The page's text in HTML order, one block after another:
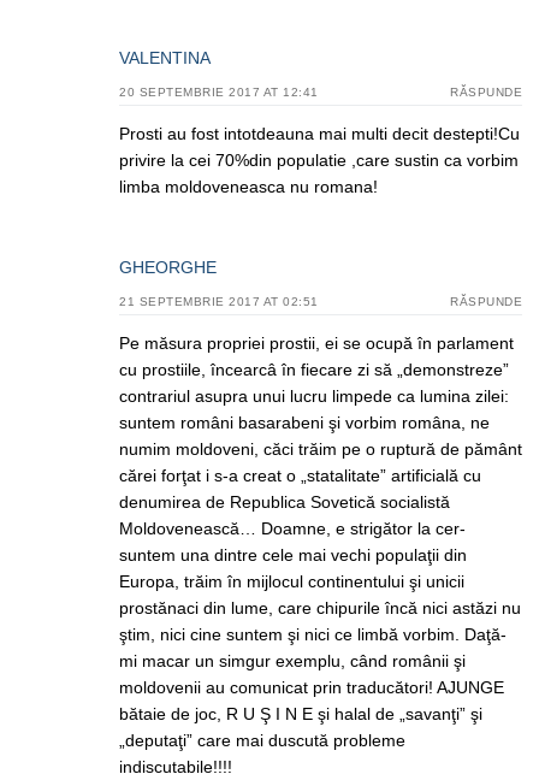
VALENTINA
20 SEPTEMBRIE 2017 AT 12:41 RĂSPUNDE
Prosti au fost intotdeauna mai multi decit destepti!Cu
privire la cei 70%din populatie ,care sustin ca vorbim
limba moldoveneasca nu romana!
GHEORGHE
21 SEPTEMBRIE 2017 AT 02:51 RĂSPUNDE
Pe măsura propriei prostii, ei se ocupă în parlament
cu prostiile, încearcâ în fiecare zi să „demonstreze”
contrariul asupra unui lucru limpede ca lumina zilei:
suntem români basarabeni şi vorbim româna, ne
numim moldoveni, căci trăim pe o ruptură de pământ
cărei forţat i s-a creat o „statalitate” artificială cu
denumirea de Republica Sovetică socialistă
Moldovenească… Doamne, e strigător la cer-
suntem una dintre cele mai vechi populaţii din
Europa, trăim în mijlocul continentului şi unicii
prostănaci din lume, care chipurile încă nici astăzi nu
ştim, nici cine suntem şi nici ce limbă vorbim. Daţă-
mi macar un simgur exemplu, când românii şi
moldovenii au comunicat prin traducători! AJUNGE
bătaie de joc, R U Ş I N E şi halal de „savanţi” şi
„deputaţi” care mai duscută probleme
indiscutabile!!!!